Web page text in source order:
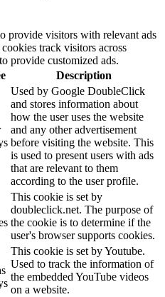
provide visitors with relevant ads
track visitors across
provide customized ads.
Description
Used by Google DoubleClick
and stores information about
how the user uses the website
and any other advertisement
before visiting the website. This
is used to present users with ads
that are relevant to them
according to the user profile.
This cookie is set by
doubleclick.net. The purpose of
the cookie is to determine if the
user's browser supports cookies.
This cookie is set by Youtube.
Used to track the information of
the embedded YouTube videos
on a website.